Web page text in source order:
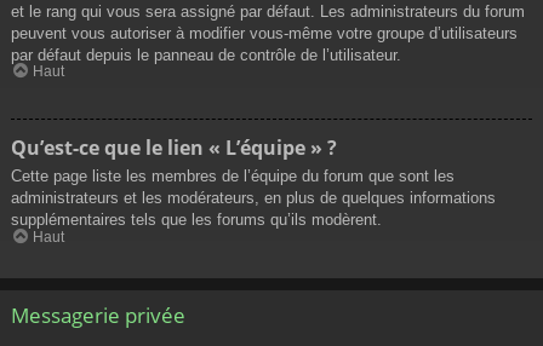
et le rang qui vous sera assigné par défaut. Les administrateurs du forum
peuvent vous autoriser à modifier vous-même votre groupe d’utilisateurs
par défaut depuis le panneau de contrôle de l’utilisateur.
Haut
Qu’est-ce que le lien « L’équipe » ?
Cette page liste les membres de l’équipe du forum que sont les
administrateurs et les modérateurs, en plus de quelques informations
supplémentaires tels que les forums qu’ils modèrent.
Haut
Messagerie privée